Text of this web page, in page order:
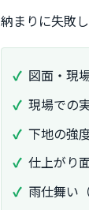
納まりに失敗
図面・現
現場での
下地の強
仕上がり
雨仕舞い